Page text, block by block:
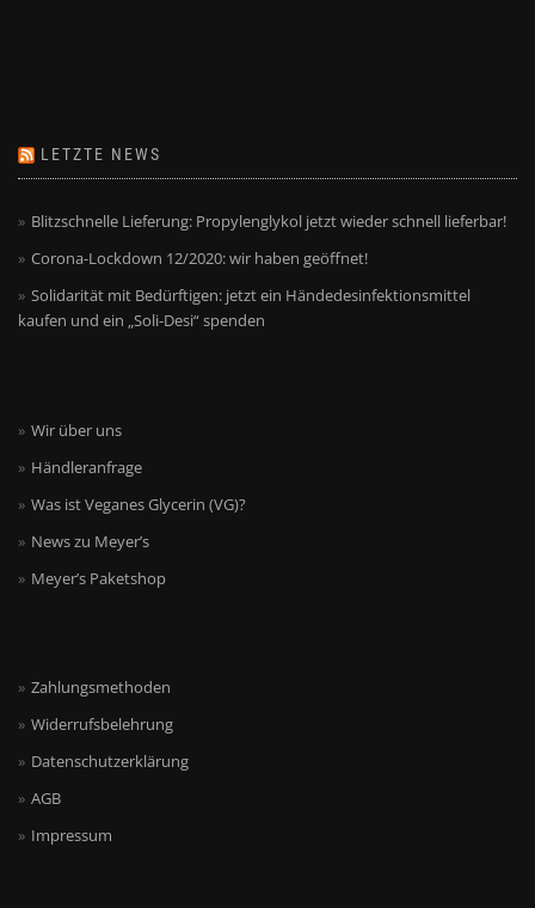
LETZTE NEWS
Blitzschnelle Lieferung: Propylenglykol jetzt wieder schnell lieferbar!
Corona-Lockdown 12/2020: wir haben geöffnet!
Solidarität mit Bedürftigen: jetzt ein Händedesinfektionsmittel
kaufen und ein „Soli-Desi“ spenden
Wir über uns
Händleranfrage
Was ist Veganes Glycerin (VG)?
News zu Meyer’s
Meyer’s Paketshop
Zahlungsmethoden
Widerrufsbelehrung
Datenschutzerklärung
AGB
Impressum